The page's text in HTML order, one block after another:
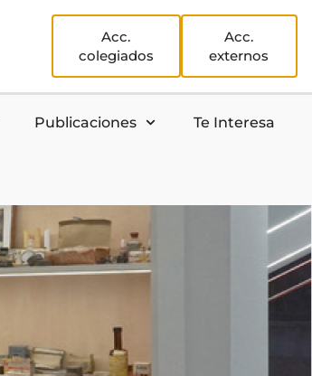
Acc.
colegiados
Acc.
externos
Publicaciones Te Interesa